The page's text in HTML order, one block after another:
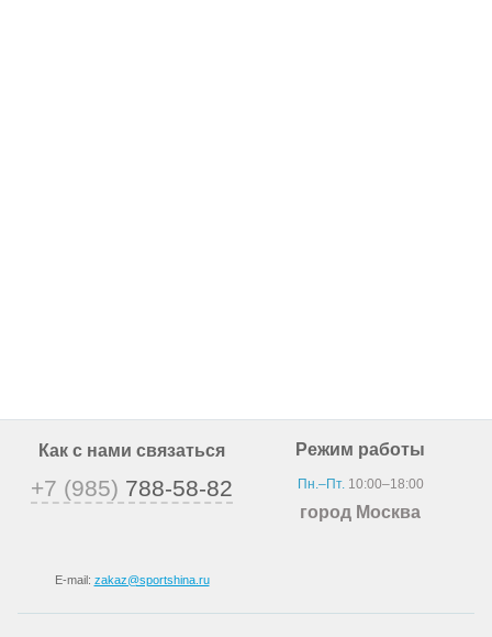
Как с нами связаться
+7 (985) 788-58-82
E-mail: zakaz@sportshina.ru
Режим работы
Пн.–Пт.10:00–18:00
город Москва